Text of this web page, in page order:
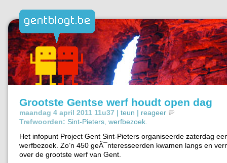
Grootste Gentse werf houdt open dag
maandag 4 april 2011 11u37 | teun | reageer
Trefwoorden: Sint-Pieters werfbezoek
Het infopunt Project Gent Sint-Pieters organiseerde zaterdag
werfbezoek. Zo’n 450 geÃ¯nteresseerden kwamen langs en
over de grootste werf van Gent.